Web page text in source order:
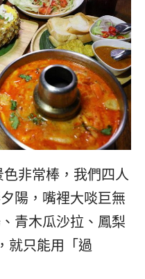
非常棒，我們四人
陽，嘴裡大啖巨無
青木瓜沙拉、鳳梨
就只能用「過